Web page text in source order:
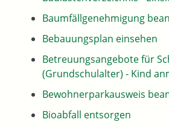
Baumfällgenehmigung
Bebauungsplan einsehen
Betreuungsangebote für
(Grundschulalter) - Kind
Bewohnerparkausweis
Bioabfall entsorgen